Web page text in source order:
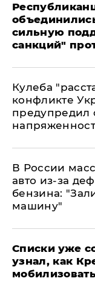
сильную
санкций"
Кулеба
конфликте
предупредил
В России
авто из-за
бензина:
машину"
Списки уже
узнал, как